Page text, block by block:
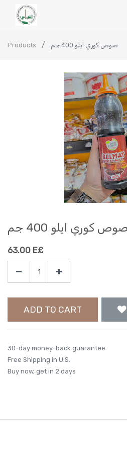
Products صوص كوري ايلو 400 جم
صوص كوري ايلو 400 جم
63.00 E£
ADD TO CART
30-day money-back guarantee
Free Shipping in U.S.
Buy now, get in 2 days